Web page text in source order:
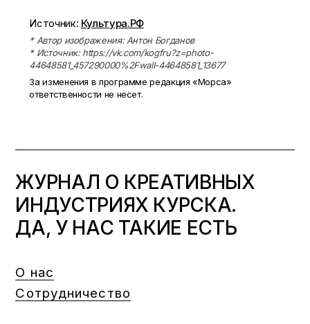
Источник: Культура.РФ
* Автор изображения: Антон Богданов
* Источник: https://vk.com/kogfru?z=photo-
44648581_457290000%2Fwall-44648581_13677
За изменения в программе редакция «Морса»
ответственности не несет.
ЖУРНАЛ О КРЕАТИВНЫХ
ИНДУСТРИЯХ КУРСКА.
ДА, У НАС ТАКИЕ ЕСТЬ
О нас
Сотрудничество